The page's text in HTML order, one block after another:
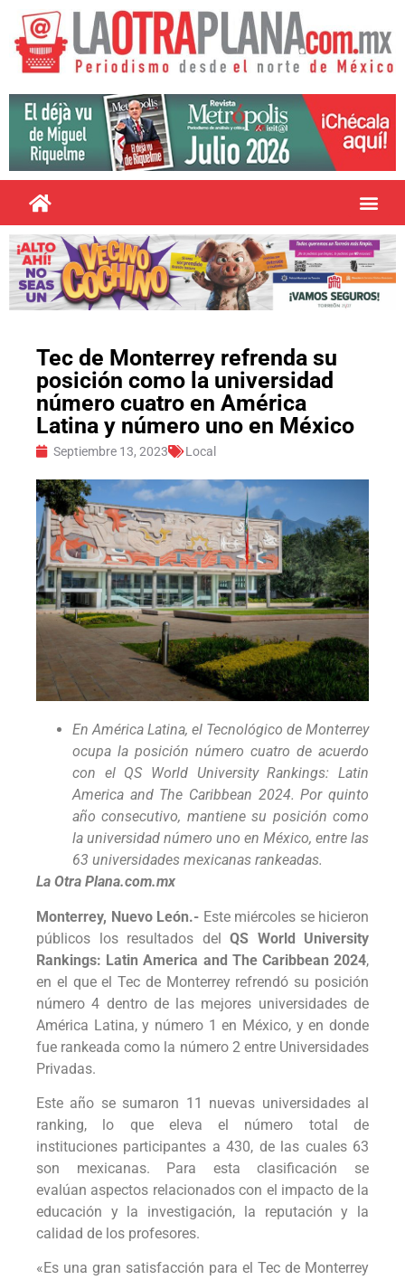
Tec de Monterrey refrenda su
posición como la universidad
número cuatro en América
Latina y número uno en México
Septiembre 13, 2023 Local
En América Latina, el Tecnológico de Monterrey
ocupa la posición número cuatro de acuerdo
con el QS World University Rankings: Latin
America and The Caribbean 2024. Por quinto
año consecutivo, mantiene su posición como
la universidad número uno en México, entre las
63 universidades mexicanas rankeadas.
La Otra Plana.com.mx
Monterrey, Nuevo León.- Este miércoles se hicieron
públicos los resultados del QS World University
Rankings: Latin America and The Caribbean 2024,
en el que el Tec de Monterrey refrendó su posición
número 4 dentro de las mejores universidades de
América Latina, y número 1 en México, y en donde
fue rankeada como la número 2 entre Universidades
Privadas.
Este año se sumaron 11 nuevas universidades al
ranking, lo que eleva el número total de
instituciones participantes a 430, de las cuales 63
son mexicanas. Para esta clasificación se
evalúan aspectos relacionados con el impacto de la
educación y la investigación, la reputación y la
calidad de los profesores.
«Es una gran satisfacción para el Tec de Monterrey